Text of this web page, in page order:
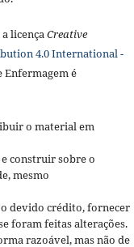
licençaCreative
4.0 International -
é
o material em
construir sobre o
mesmo
devido crédito, fornecer
foram feitas alterações.
razoável, mas não de